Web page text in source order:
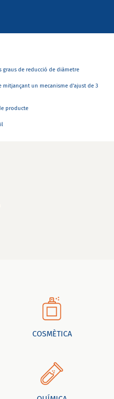
de reducció de diàmetre
mitjançant un mecanisme d'ajust de 3
producte
COSMÈTICA